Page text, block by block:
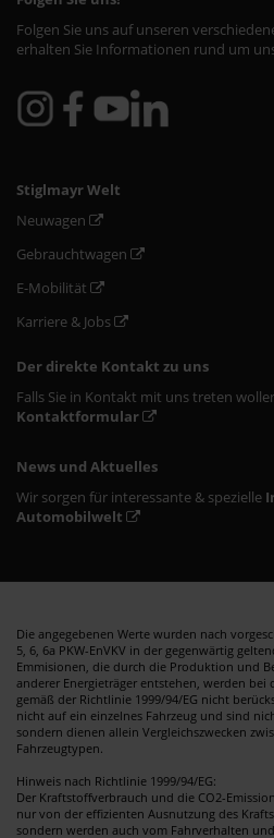
Folgen Sie uns auf unseren
erhalten Sie Informationen rund um
Stiglmayr Welt
Neuwagen
Gebrauchtwagen
E-Mobilität
Karriere & Jobs
Der direkte Kontakt zu uns
Falls Sie in Kontakt mit uns treten
Kontaktformular
News und Aktuelles
Wir sorgen für interessante & spezielle
Automobilwelt
Die angegebenen Werte wurden nach
5, 6, 6a PKW-EnVKV in der gegenwärtig
Emmisionen, die durch die Produktion und
anderer Energieträger entstehen, werden bei
gemäß der Richtlinie 1999/94/EG nicht
nicht auf ein einzelnes Fahrzeug und sind
sondern dienen allein Vergleichszwecken
Fahrzeugtypen.
Hinweis nach Richtlinie 1999/94/EG:
Der Kraftstoffverbrauch und die CO2-
nur von der effizienten Ausnutzung des
sondern werden auch vom Fahrverhalten